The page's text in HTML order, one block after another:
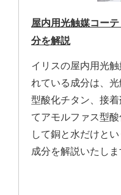
屋内用光触媒コー
分を解説
イリスの屋内用光
れている成分は、
型酸化チタン、接
てアモルファス型
して銅と水だけと
成分を解説いたし